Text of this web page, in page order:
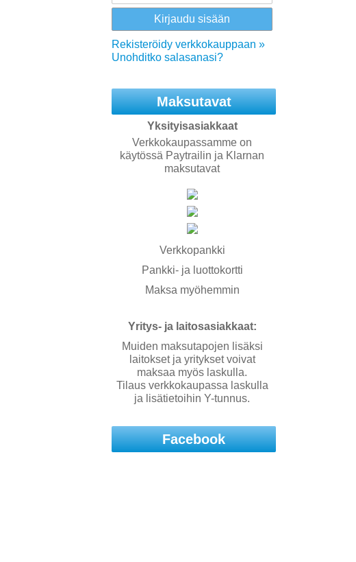
Rekisteröidy verkkokauppaan »
Unohditko salasanasi?
Maksutavat
Yksityisasiakkaat
Verkkokaupassamme on
käytössä Paytrailin ja Klarnan
maksutavat
Verkkopankki
Pankki- ja luottokortti
Maksa myöhemmin
Yritys- ja laitosasiakkaat:
Muiden maksutapojen lisäksi
laitokset ja yritykset voivat
maksaa myös laskulla.
Tilaus verkkokaupassa laskulla
ja lisätietoihin Y-tunnus.
Facebook